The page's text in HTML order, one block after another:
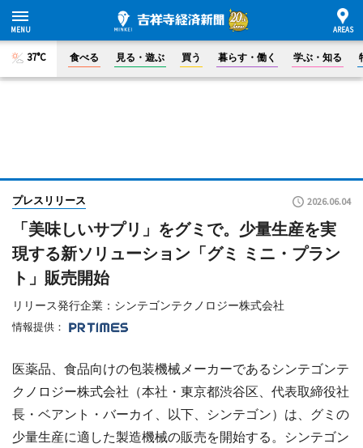
37°C 食べる 見る・遊ぶ 買う 暮らす・働く 学ぶ・知る
プレスリリース 2026.06.04
「美味しいサプリ」をグミで。少量生産を実
現する新ソリューション「グミ ミニ・プラン
ト」販売開始
リリース発行企業：シンテゴンテクノロジー株式会社
情報提供：
医薬品、食品向けの包装機械メーカーであるシンテゴンテ
クノロジー株式会社（本社・東京都渋谷区、代表取締役社
長・ベアント・バーカイ、以下、シンテゴン）は、グミの
少量生産に適した製造機械の販売を開始する。シンテゴン